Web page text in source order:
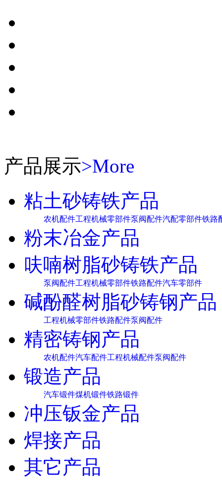
产品展示>More
粘土砂铸铁产品
农机配件工程机械零部件泵阀配件汽配零部件铁路
粉末冶金产品
呋喃树脂砂铸铁产品
泵阀配件工程机械零部件铁路配件汽车零部件
碱酚醛树脂砂铸钢产品
工程机械零部件铁路配件泵阀配件
精密铸钢产品
农机配件汽车配件工程机械配件泵阀配件
锻造产品
汽车锻件煤机锻件铁路锻件
冲压钣金产品
焊接产品
其它产品